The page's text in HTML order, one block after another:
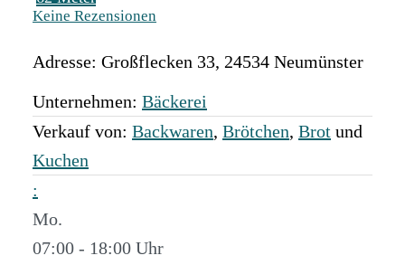
Keine Rezensionen
Adresse: Großflecken 33, 24534 Neumünster
Unternehmen: Bäckerei
Verkauf von: Backwaren, Brötchen, Brot und
Kuchen
:
Mo.
07:00 - 18:00